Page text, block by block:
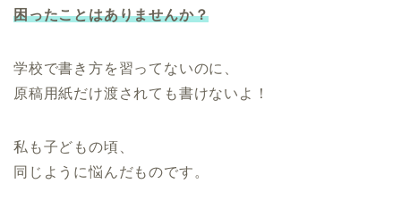
困ったことはありませんか？
学校で書き方を習ってないのに、
原稿用紙だけ渡されても書けないよ！
私も子どもの頃、
同じように悩んだものです。